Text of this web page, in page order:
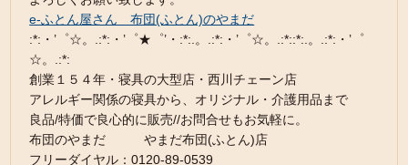
e-ふとん屋さん 布団(ふとん)のやまだ
:*:・’゜☆。.:*:・’゜★゜’・:*:.。.:*:・’゜☆。.:*::*:.。.:*:・’゜
☆。.:*:
創業１５４年・寝具の大型店・西川チェーン店
アレルギー関係の寝具から、オリジナル・介護用品まで
良品/特価で良心的に販売//お問合せもお気軽に。
布団のやまだ やまだ布団(ふとん)店
フリーダイヤル：0120-89-0539